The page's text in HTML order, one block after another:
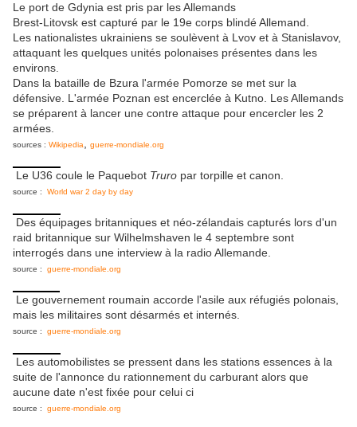
Le port de Gdynia est pris par les Allemands
Brest-Litovsk est capturé par le 19e corps blindé Allemand.
Les nationalistes ukrainiens se soulèvent à Lvov et à Stanislavov,
attaquant les quelques unités polonaises présentes dans les
environs.
Dans la bataille de Bzura l'armée Pomorze se met sur la
défensive. L'armée Poznan est encerclée à Kutno. Les Allemands
se préparent à lancer une contre attaque pour encercler les 2
armées.
sources : Wikipedia guerre-mondiale.org
Le U36 coule le Paquebot Truro par torpille et canon.
source : World war 2 day by day
Des équipages britanniques et néo-zélandais capturés lors d'un
raid britannique sur Wilhelmshaven le 4 septembre sont
interrogés dans une interview à la radio Allemande.
source : guerre-mondiale.org
Le gouvernement roumain accorde l'asile aux réfugiés polonais,
mais les militaires sont désarmés et internés.
source : guerre-mondiale.org
Les automobilistes se pressent dans les stations essences à la
suite de l'annonce du rationnement du carburant alors que
aucune date n'est fixée pour celui ci
source : guerre-mondiale.org